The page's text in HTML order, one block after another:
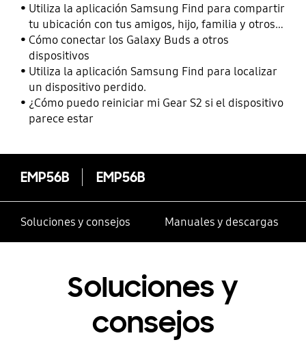
Utiliza la aplicación Samsung Find para compartir
tu ubicación con tus amigos, hijo, familia y otros
contactos
Cómo conectar los Galaxy Buds a otros
dispositivos
Utiliza la aplicación Samsung Find para localizar
un dispositivo perdido.
¿Cómo puedo reiniciar mi Gear S2 si el dispositivo
parece estar
EMP56B EMP56B
Soluciones y consejos Manuales y descargas
Soluciones y
consejos